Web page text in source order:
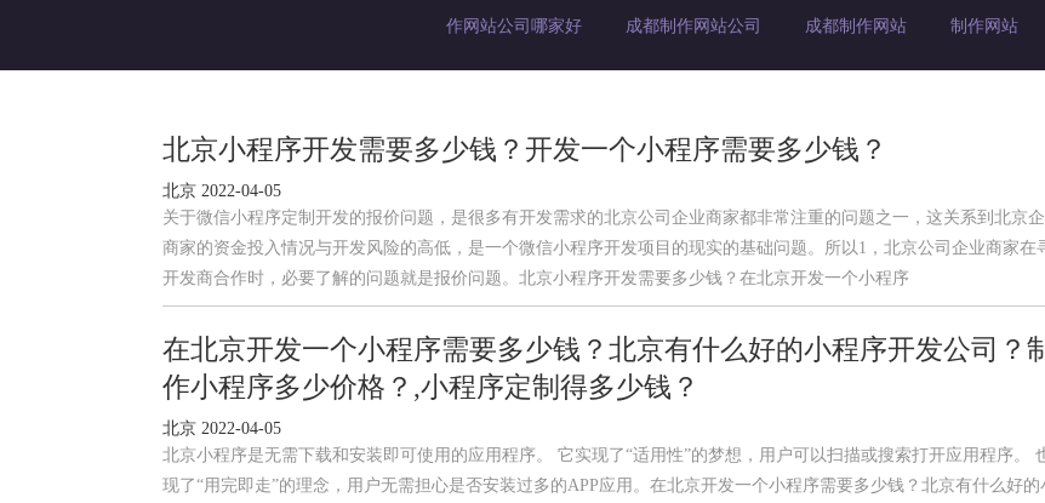
作网站公司哪家好 成都制作网站公司 成都制作网站 制作网站
北京小程序开发需要多少钱？开发一个小程序需要多少钱？
北京 2022-04-05
关于微信小程序定制开发的报价问题，是很多有开发需求的北京公司企业商家都非常注重的问题之一，这关系到北京
商家的资金投入情况与开发风险的高低，是一个微信小程序开发项目的现实的基础问题。所以1，北京公司企业商家在
开发商合作时，必要了解的问题就是报价问题。北京小程序开发需要多少钱？在北京开发一个小程序
在北京开发一个小程序需要多少钱？北京有什么好的小程序开发公司？
作小程序多少价格？,小程序定制得多少钱？
北京 2022-04-05
北京小程序是无需下载和安装即可使用的应用程序。 它实现了“适用性”的梦想，用户可以扫描或搜索打开应用程序。
现了“用完即走”的理念，用户无需担心是否安装过多的APP应用。在北京开发一个小程序需要多少钱？北京有什么好的